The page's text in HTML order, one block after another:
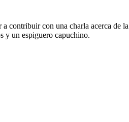
con una charla acerca de
y un espiguero capuchino.